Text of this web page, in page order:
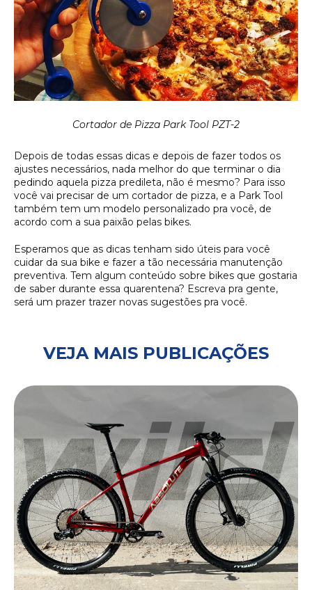
Cortador de Pizza Park Tool PZT-2
Depois de todas essas dicas e depois de fazer todos os
ajustes necessários, nada melhor do que terminar o dia
pedindo aquela pizza predileta, não é mesmo? Para isso
você vai precisar de um cortador de pizza, e a Park Tool
também tem um modelo personalizado pra você, de
acordo com a sua paixão pelas bikes.
Esperamos que as dicas tenham sido úteis para você
cuidar da sua bike e fazer a tão necessária manutenção
preventiva. Tem algum conteúdo sobre bikes que gostaria
de saber durante essa quarentena? Escreva pra gente,
será um prazer trazer novas sugestões pra você.
VEJA MAIS PUBLICAÇÕES